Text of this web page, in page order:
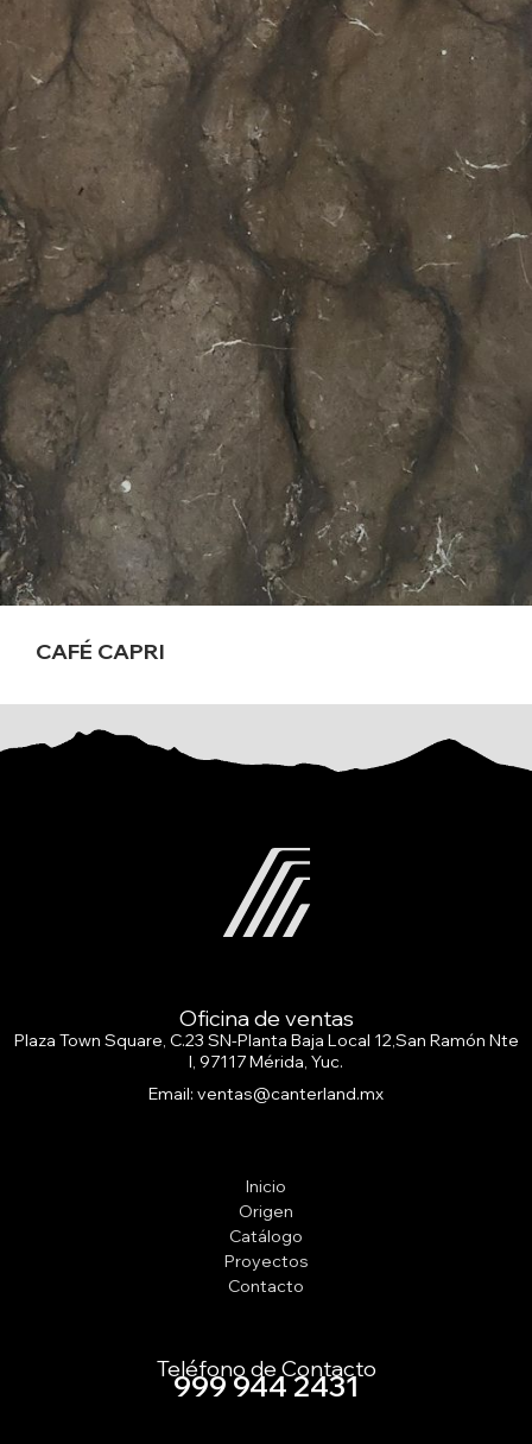
CAFÉ CAPRI
Oficina de ventas
Plaza Town Square, C.23 SN-Planta Baja Local 12,San Ramón Nte
I, 97117 Mérida, Yuc.
Email: ventas@canterland.mx
Inicio
Origen
Catálogo
Proyectos
Contacto
Teléfono de Contacto
999 944 2431